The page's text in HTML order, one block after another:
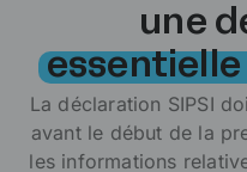
une
La déclaration SIPSI
avant le début de la
les informations